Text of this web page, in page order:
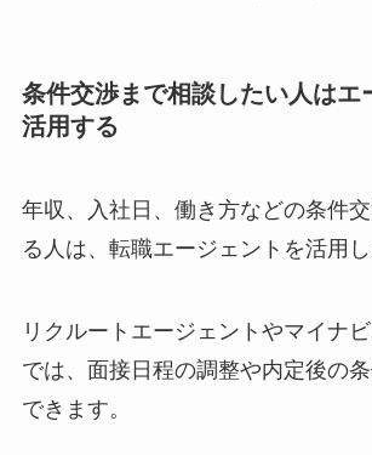
条件交渉まで相談したい人はエ
活用する
年収、入社日、働き方などの条件
る人は、転職エージェントを活用し
リクルートエージェントやマイナ
では、面接日程の調整や内定後の
できます。